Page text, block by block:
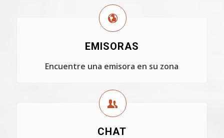
EMISORAS
Encuentre una emisora en su zona
CHAT